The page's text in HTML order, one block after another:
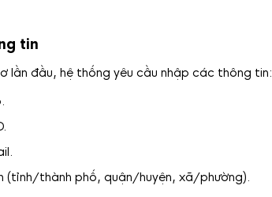
tin
lần đầu, hệ thống yêu cầu nhập các thông tin:
(tỉnh/thành phố, quận/huyện, xã/phường).